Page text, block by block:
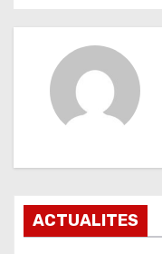
ACTUALITES